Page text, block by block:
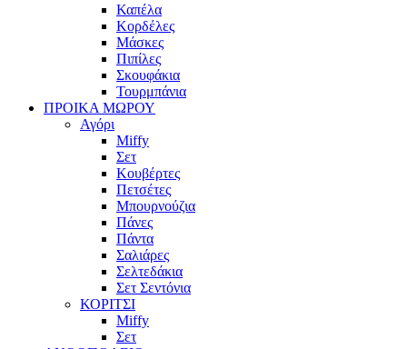
Καπέλα
Κορδέλες
Μάσκες
Πιπίλες
Σκουφάκια
Τουρμπάνια
ΠΡΟΙΚΑ ΜΩΡΟΥ
Αγόρι
Miffy
Σετ
Κουβέρτες
Πετσέτες
Μπουρνούζια
Πάνες
Πάντα
Σαλιάρες
Σελτεδάκια
Σετ Σεντόνια
ΚΟΡΙΤΣΙ
Miffy
Σετ